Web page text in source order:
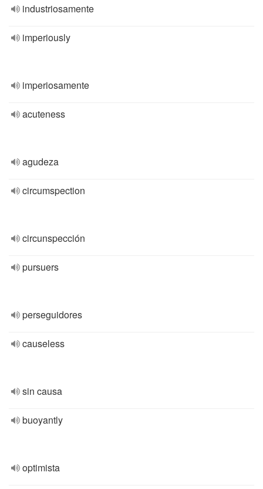
industriosamente
imperiously
imperiosamente
acuteness
agudeza
circumspection
circunspección
pursuers
perseguidores
causeless
sin causa
buoyantly
optimista